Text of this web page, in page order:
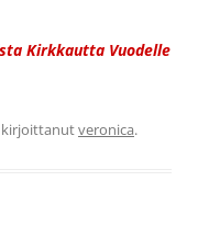
Kirkkautta Vuodelle
kirjoittanutveronica.